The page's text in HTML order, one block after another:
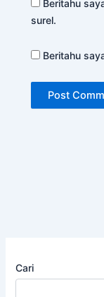
Beritahu
surel.
Beritahu
Cari